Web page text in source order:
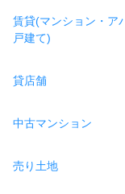
賃貸(マンション・ア
戸建て)
貸店舗
中古マンション
売り土地